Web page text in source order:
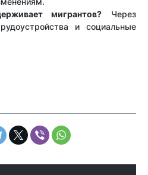
мигрантов? Через
и социальные